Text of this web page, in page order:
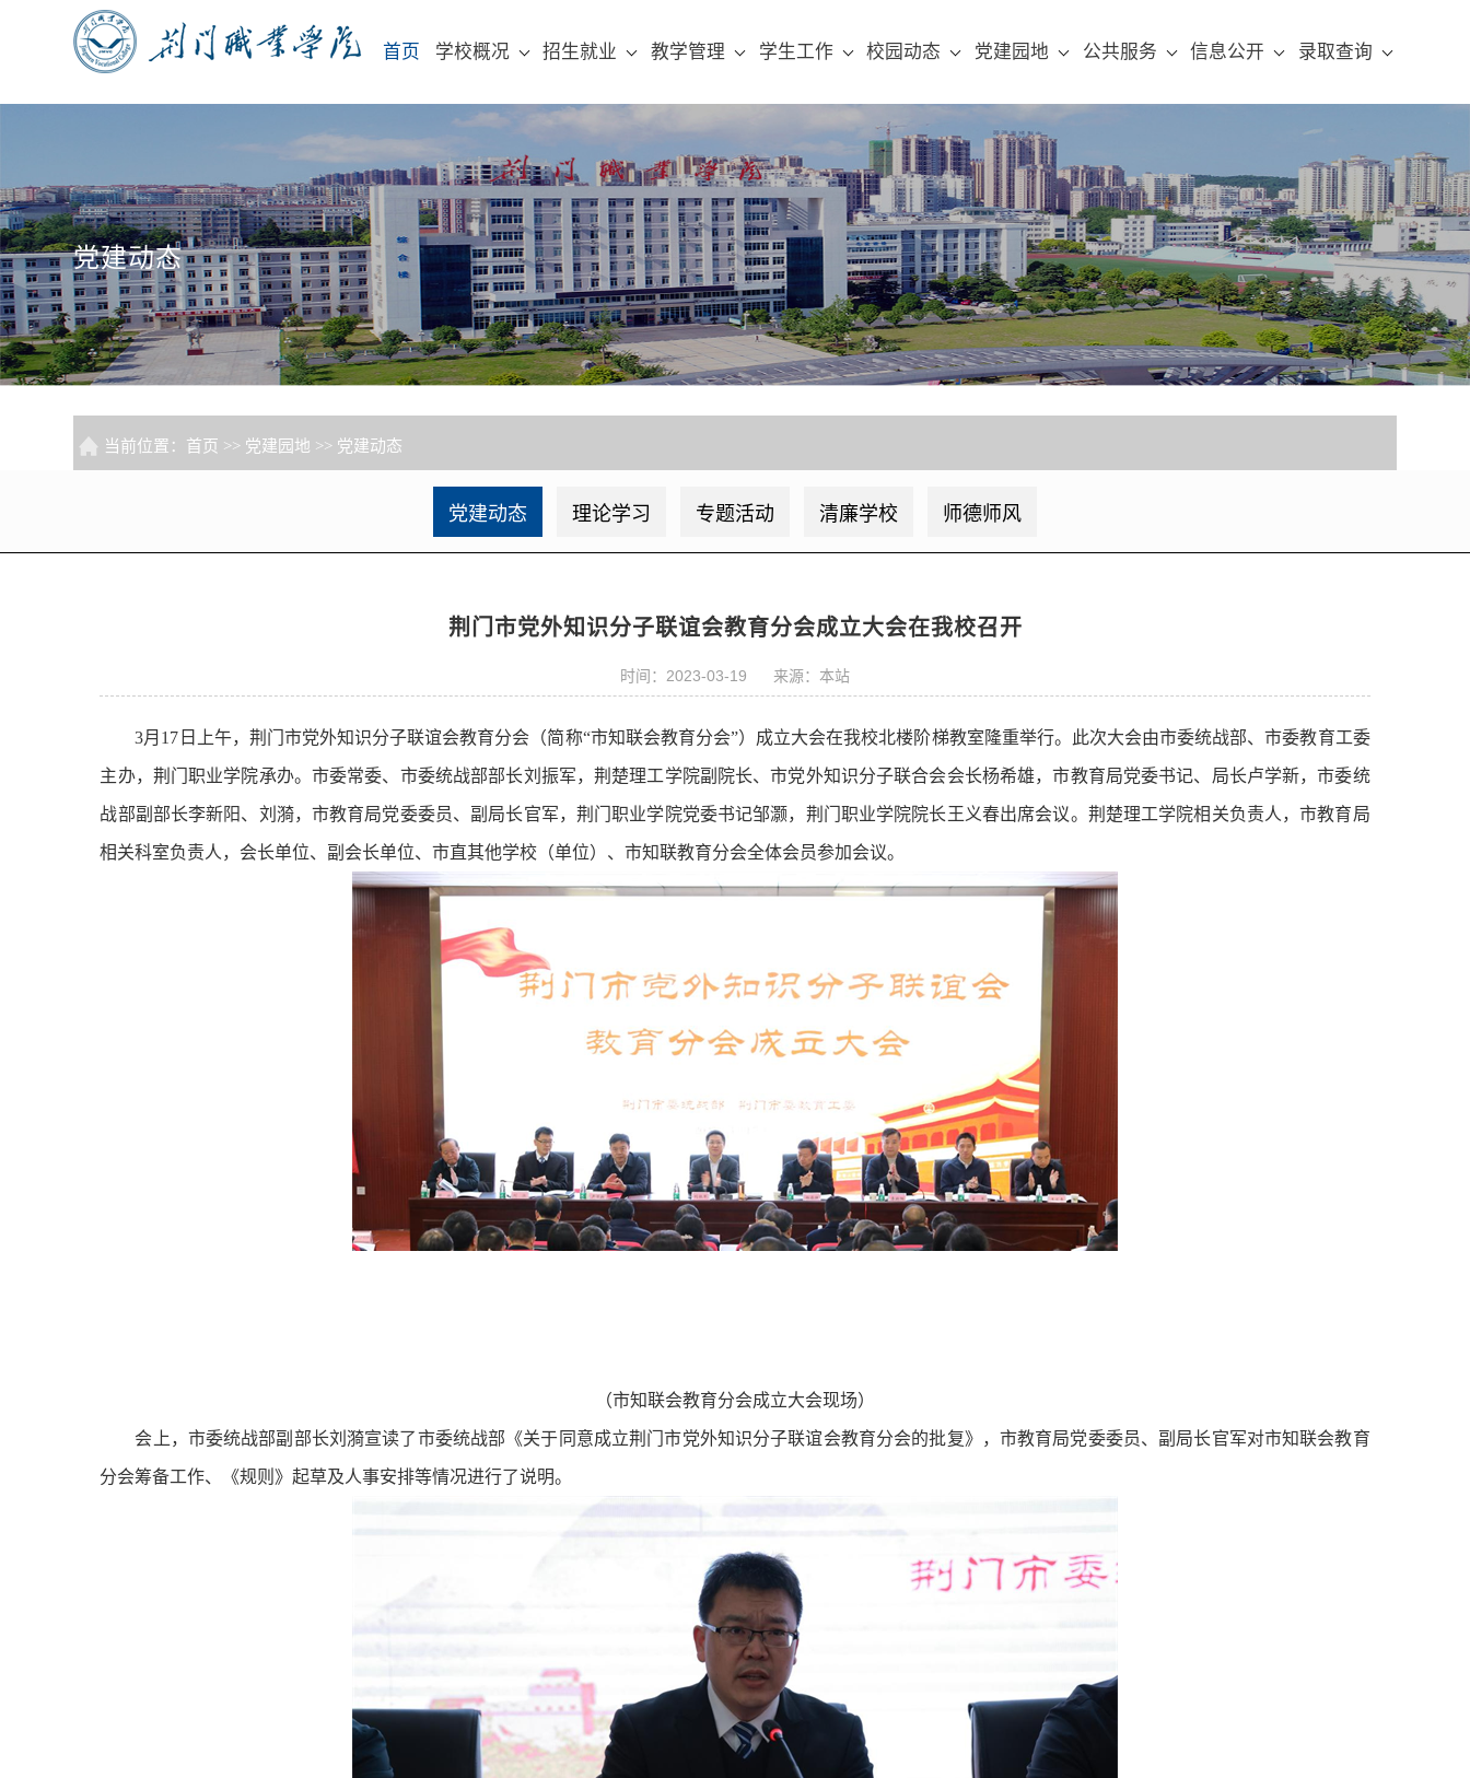
首页 学校概况 招生就业 教学管理 学生工作 校园动态 党建园地 公共服务 信息公开 录取查询
党建动态
当前位置： 首页 >> 党建园地 >> 党建动态
党建动态 理论学习 专题活动 清廉学校 师德师风
荆门市党外知识分子联谊会教育分会成立大会在我校召开
时间：2023-03-19 来源：本站
3月17日上午，荆门市党外知识分子联谊会教育分会（简称“市知联会教育分会”）成立大会在我校北楼阶梯教室隆重举行。此次大会由市委统战部、市委教育工委
主办，荆门职业学院承办。市委常委、市委统战部部长刘振军，荆楚理工学院副院长、市党外知识分子联合会会长杨希雄，市教育局党委书记、局长卢学新，市委统
战部副部长李新阳、刘漪，市教育局党委委员、副局长官军，荆门职业学院党委书记邹灏，荆门职业学院院长王义春出席会议。荆楚理工学院相关负责人，市教育局
相关科室负责人，会长单位、副会长单位、市直其他学校（单位）、市知联教育分会全体会员参加会议。
（市知联会教育分会成立大会现场）
会上，市委统战部副部长刘漪宣读了市委统战部《关于同意成立荆门市党外知识分子联谊会教育分会的批复》，市教育局党委委员、副局长官军对市知联会教育
分会筹备工作、《规则》起草及人事安排等情况进行了说明。